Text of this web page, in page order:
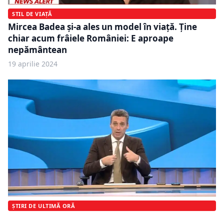
STIL DE VIAȚĂ
Mircea Badea și-a ales un model în viață. Ţine
chiar acum frâiele României: E aproape
nepământean
19 aprilie 2024
ȘTIRI DE ULTIMĂ ORĂ